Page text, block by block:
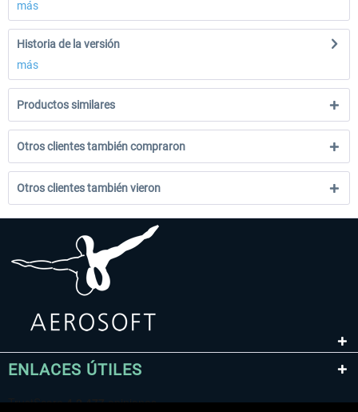
más
Historia de la versión
más
Productos similares
Otros clientes también compraron
Otros clientes también vieron
ENLACES ÚTILES